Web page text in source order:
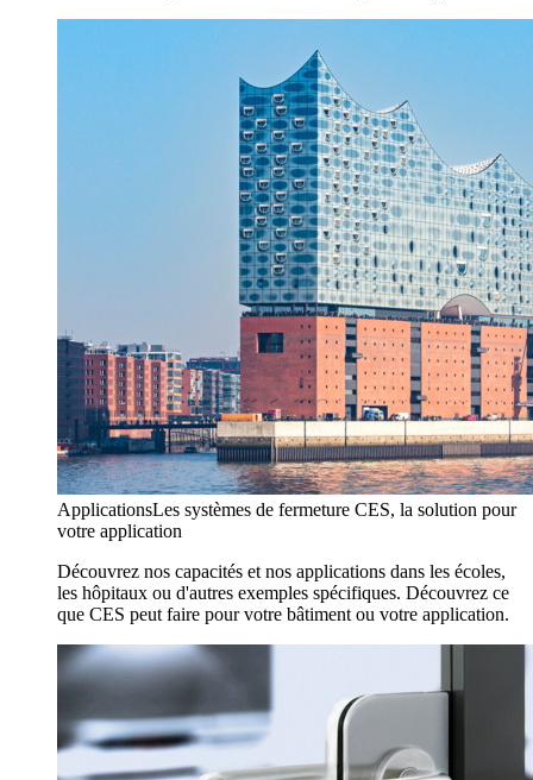
ApplicationsLes systèmes de fermeture CES, la solution pour
votre application
Découvrez nos capacités et nos applications dans les écoles,
les hôpitaux ou d'autres exemples spécifiques. Découvrez ce
que CES peut faire pour votre bâtiment ou votre application.